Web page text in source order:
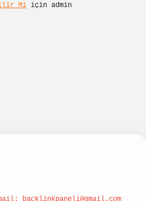
Mi için admin
backlinkpaneli@gmail.com